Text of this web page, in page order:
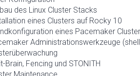
des Linux Cluster Stacks
eines Clusters auf Rocky 10
eines Pacemaker
Administrationswerkzeuge
Brain, Fencing und STONITH
Maintenance